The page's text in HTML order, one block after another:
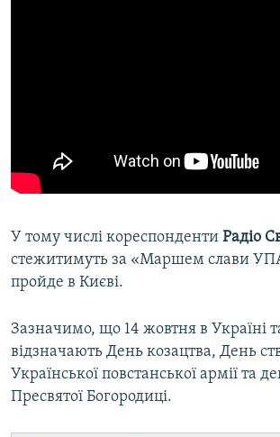
У тому числі кореспонденти Радіо
стежитимуть за «Маршем слави
пройде в Києві.
Зазначимо, що 14 жовтня в Україні
відзначають День козацтва, День
Української повстанської армії та
Пресвятої Богородиці.